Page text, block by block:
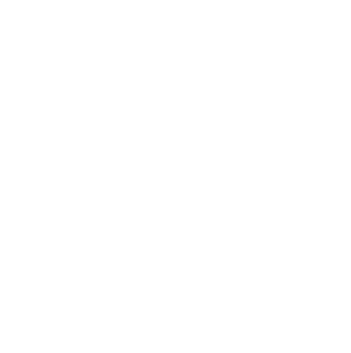
してください。